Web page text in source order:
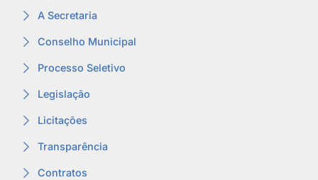
A Secretaria
Conselho Municipal
Processo Seletivo
Legislação
Licitações
Transparência
Contratos